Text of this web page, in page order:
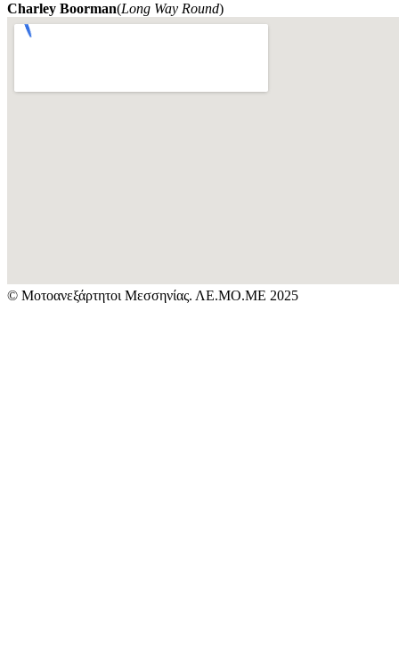
Charley Boorman(Long Way Round)
© Μοτοανεξάρτητοι Μεσσηνίας. ΛΕ.ΜΟ.ΜΕ 2025